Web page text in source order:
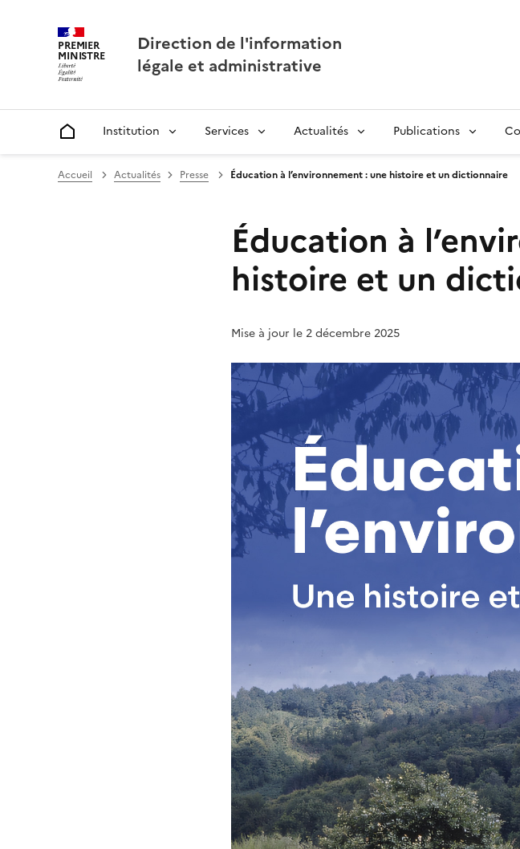
PREMIER
MINISTRE
Direction de l'information
légale et administrative
Institution Services Actualités Publications
Accueil Actualités Presse Éducation à l’environnement : une histoire et un dictionnaire
Éducation à
histoire et un
Mise à jour le 2 décembre 2025